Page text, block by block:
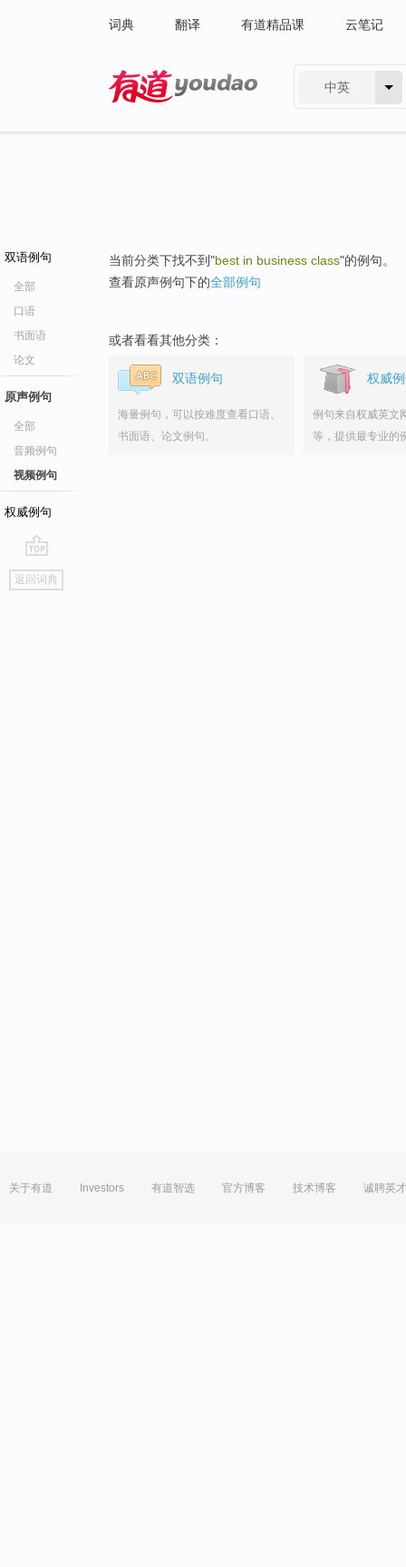
词典 翻译 有道精品课 云笔记
中英
双语例句
全部
口语
书面语
论文
原声例句
全部
音频例句
视频例句
权威例句
go
top
返回词典
当前分类下找不到"best in business class"的例句。
查看原声例句下的全部例句
或者看看其他分类：
双语例句
海量例句，可以按难度查看口语、
书面语、论文例句。
权威
例句来自权威英文
等，提供最专业的
关于有道 Investors 有道智选 官方博客 技术博客 诚聘英才